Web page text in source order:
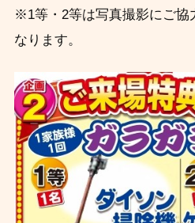
※1等・2等は写真撮影にご協
なります。